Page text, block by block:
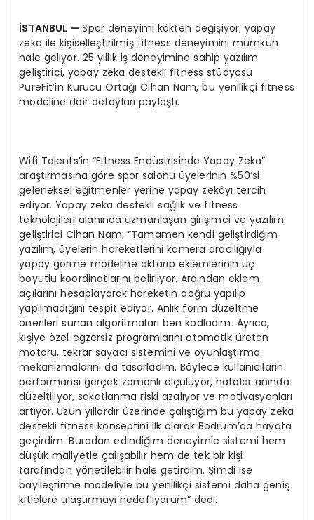
İSTANBUL —Spor deneyimi kökten değişiyor; yapay
zeka ile kişiselleştirilmiş fitness deneyimini mümkün
hale geliyor. 25 yıllık iş deneyimine sahip yazılım
geliştirici, yapay zeka destekli fitness stüdyosu
PureFit’in Kurucu Ortağı Cihan Nam, bu yenilikçi fitness
modeline dair detayları paylaştı.
Wifi Talents’in “Fitness Endüstrisinde Yapay Zeka”
araştırmasına göre spor salonu üyelerinin %50’si
geleneksel eğitmenler yerine yapay zekâyı tercih
ediyor. Yapay zeka destekli sağlık ve fitness
teknolojileri alanında uzmanlaşan girişimci ve yazılım
geliştirici Cihan Nam, “Tamamen kendi geliştirdiğim
yazılım, üyelerin hareketlerini kamera aracılığıyla
yapay görme modeline aktarıp eklemlerinin üç
boyutlu koordinatlarını belirliyor. Ardından eklem
açılarını hesaplayarak hareketin doğru yapılıp
yapılmadığını tespit ediyor. Anlık form düzeltme
önerileri sunan algoritmaları ben kodladım. Ayrıca,
kişiye özel egzersiz programlarını otomatik üreten
motoru, tekrar sayacı sistemini ve oyunlaştırma
mekanizmalarını da tasarladım. Böylece kullanıcıların
performansı gerçek zamanlı ölçülüyor, hatalar anında
düzeltiliyor, sakatlanma riski azalıyor ve motivasyonları
artıyor. Uzun yıllardır üzerinde çalıştığım bu yapay zeka
destekli fitness konseptini ilk olarak Bodrum’da hayata
geçirdim. Buradan edindiğim deneyimle sistemi hem
düşük maliyetle çalışabilir hem de tek bir kişi
tarafından yönetilebilir hale getirdim. Şimdi ise
bayileştirme modeliyle bu yenilikçi sistemi daha geniş
kitlelere ulaştırmayı hedefliyorum” dedi.